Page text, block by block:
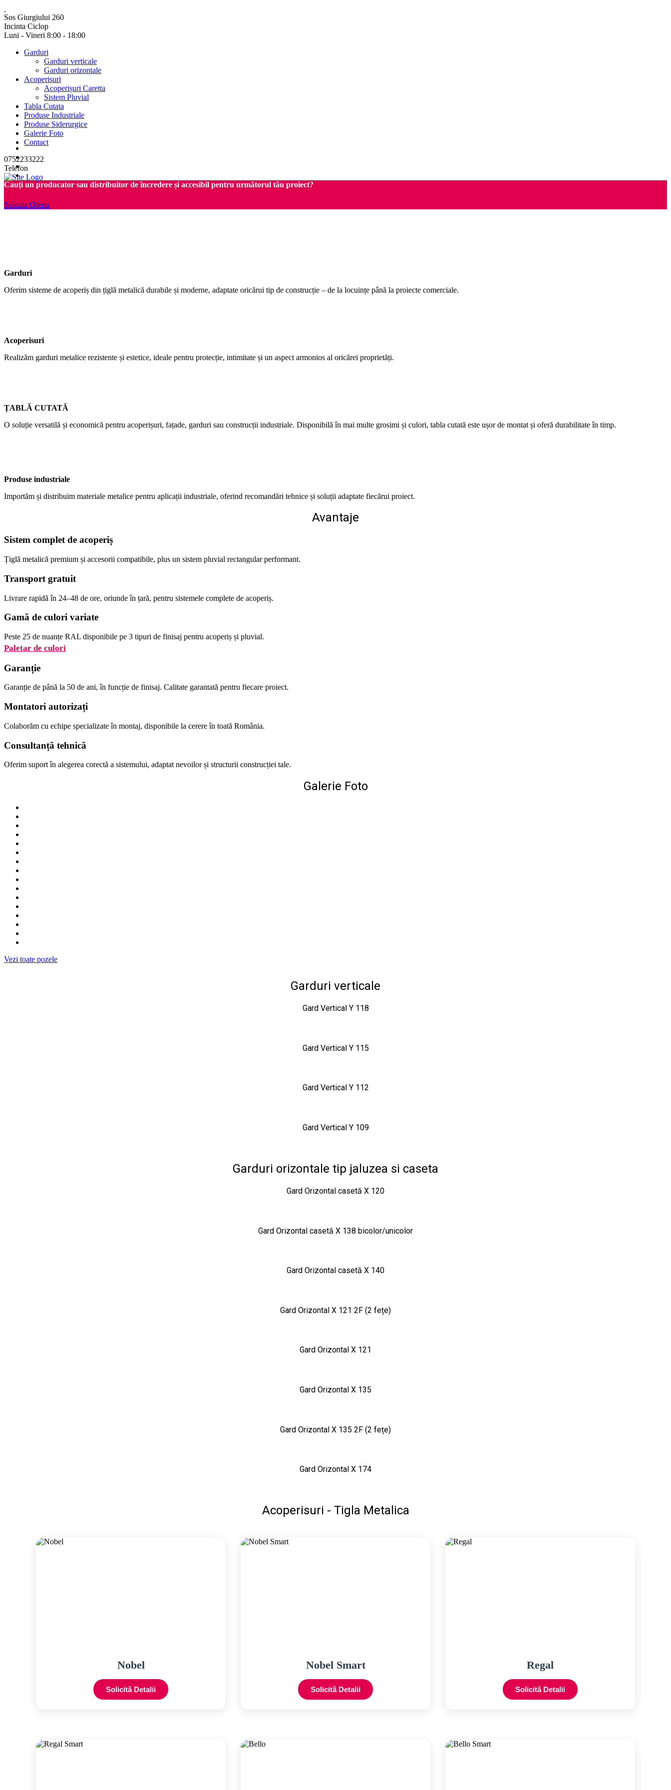
Sos Giurgiului 260
Incinta Ciclop
Luni - Vineri 8:00 - 18:00
Garduri
Garduri verticale
Garduri orizontale
Acoperisuri
Acoperișuri Caretta
Sistem Pluvial
Tabla Cutata
Produse Industriale
Produse Siderurgice
Galerie Foto
Contact
0752233222
Telefon
Cauți un producator sau distribuitor de încredere și accesibil pentru următorul tău proiect?
Solicita Oferta
Garduri
Oferim sisteme de acoperiș din țiglă metalică durabile și moderne, adaptate oricărui tip de construcție – de la locuințe până la proiecte comerciale.
Acoperisuri
Realizăm garduri metalice rezistente și estetice, ideale pentru protecție, intimitate și un aspect armonios al oricărei proprietăți.
ȚABLĂ CUTATĂ
O soluție versatilă și economică pentru acoperișuri, fațade, garduri sau construcții industriale. Disponibilă în mai multe grosimi și culori, tabla cutată este ușor de montat și oferă durabilitate în timp.
Produse industriale
Importăm și distribuim materiale metalice pentru aplicații industriale, oferind recomandări tehnice și soluții adaptate fiecărui proiect.
Avantaje
Sistem complet de acoperiș
Țiglă metalică premium și accesorii compatibile, plus un sistem pluvial rectangular performant.
Transport gratuit
Livrare rapidă în 24–48 de ore, oriunde în țară, pentru sistemele complete de acoperiș.
Gamă de culori variate
Peste 25 de nuanțe RAL disponibile pe 3 tipuri de finisaj pentru acoperiș și pluvial.
Paletar de culori
Garanție
Garanție de până la 50 de ani, în funcție de finisaj. Calitate garantată pentru fiecare proiect.
Montatori autorizați
Colaborăm cu echipe specializate în montaj, disponibile la cerere în toată România.
Consultanță tehnică
Oferim suport în alegerea corectă a sistemului, adaptat nevoilor și structurii construcției tale.
Galerie Foto
Vezi toate pozele
Garduri verticale
Gard Vertical Y 118
Gard Vertical Y 115
Gard Vertical Y 112
Gard Vertical Y 109
Garduri orizontale tip jaluzea si caseta
Gard Orizontal casetă X 120
Gard Orizontal casetă X 138 bicolor/unicolor
Gard Orizontal casetă X 140
Gard Orizontal X 121 2F (2 fețe)
Gard Orizontal X 121
Gard Orizontal X 135
Gard Orizontal X 135 2F (2 fețe)
Gard Orizontal X 174
Acoperisuri - Tigla Metalica
Nobel
Solicită Detalii
Nobel Smart
Solicită Detalii
Regal
Solicită Detalii